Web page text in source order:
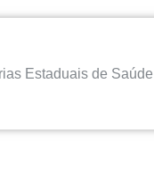
Estaduais de Saúde